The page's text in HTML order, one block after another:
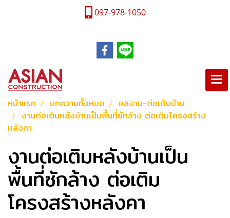
097-978-1050
หน้าแรก บทความทั้งหมด
ผลงาน-ต่อเติมบ้าน
งานต่อเติมหลังบ้านเป็นพื้นที่ซักล้าง ต่อเติมโครงสร้าง
หลังคา
งานต่อเติมหลังบ้านเป็น
พื้นที่ซักล้าง ต่อเติม
โครงสร้างหลังคา